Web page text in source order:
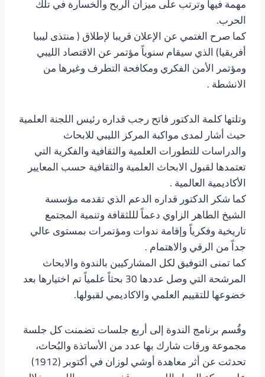
مهمة فيها وترتب على ميزان الربح والخسارة في تلك
الحرب.
كما صرح الغتمي عن الإعلان قريبا لإطلاق ( منتذى ليبيا
أفريقيا) الذي سيقام سنوياً مؤتمر عن الاقتصاد الليبي
ومؤتمر الأمن الفكري ومكافحة التطرف وغيرها من
الانشطة .
وتلتها كلمة الدكتور فاتح رجب قداره رئيس اللجنة العلمية
حيث أشار لمدى مواكبة المركز الليبي للابحاث
والدراسات للتطورات العلمية والثقافية والفكرية التي
تعتمدها لقبول الابحاث العلمية والثقافية حسب المعايير
الأكاديمية العالمية .
كما شكر الدكتور قداره الدعم الذي تقدمه مؤسسة
الشيخ الطاهر الزاوي دعماً لللثقافة وتنمية المجتمع
تاريخية وفكرياً وإقامة ندوات ومؤتمرات بمستوى عالي
جداً من الرقي والاهتمام .
كما تمنى التوفيق لكل المشاركيين بالندوة والابحاث
المرشحة التي وصل عددها 30 بحثاً علمياً تم اختيارها بعد
خضوعها للتقييم العلمي والاكاديمي لقبولها.
وقُسم برنامج الندوة إلى أربع جلسات تضمنت كل جلسة
مجموعة ورقات شارك بها عدد من الأساتذة والبُحاث،
تحدثت عن أثر معاهدة أوشي لوزان في أكتوبر (1912)